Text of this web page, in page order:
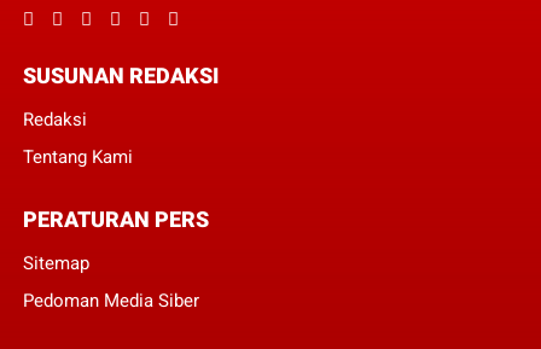
SUSUNAN REDAKSI
Redaksi
Tentang Kami
PERATURAN PERS
Sitemap
Pedoman Media Siber